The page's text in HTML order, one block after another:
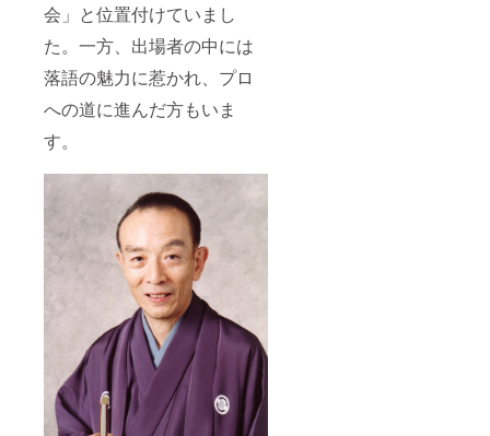
会」と位置付けていまし
た。一方、出場者の中には
落語の魅力に惹かれ、プロ
への道に進んだ方もいま
す。